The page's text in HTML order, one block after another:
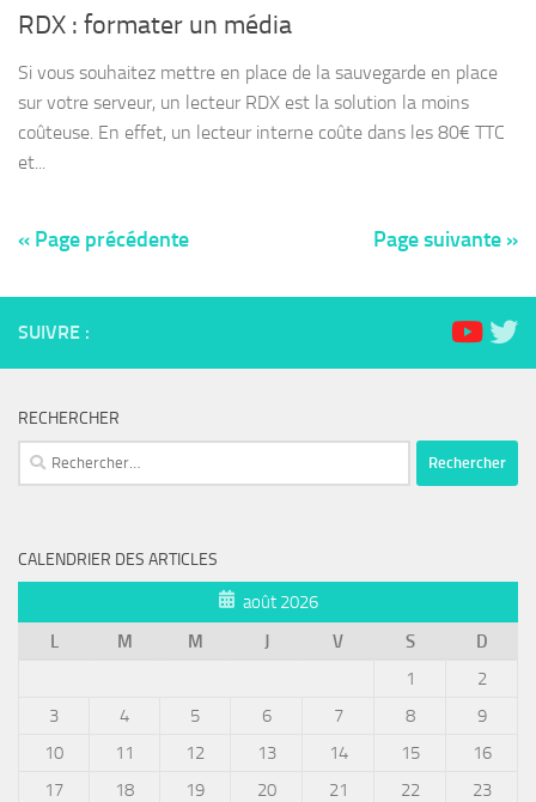
RDX : formater un média
Si vous souhaitez mettre en place de la sauvegarde en place
sur votre serveur, un lecteur RDX est la solution la moins
coûteuse. En effet, un lecteur interne coûte dans les 80€ TTC
et...
« Page précédente Page suivante »
SUIVRE :
RECHERCHER
Rechercher :
CALENDRIER DES ARTICLES
août 2026
L
M M J V S
D
1
2
3
4 5 6 7 8
9
10
11 12 13 14 15
16
17
18 19 20 21 22
23